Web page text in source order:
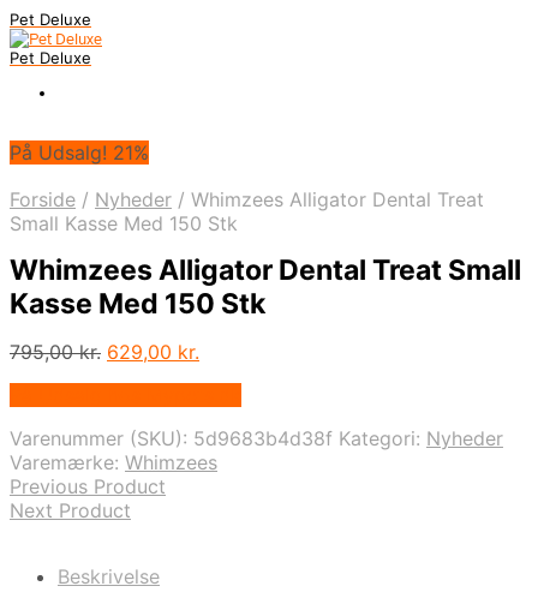
Pet Deluxe
Pet Deluxe
På Udsalg! 21%
Forside / Nyheder / Whimzees Alligator Dental Treat
Small Kasse Med 150 Stk
Whimzees Alligator Dental Treat Small
Kasse Med 150 Stk
795,00kr. Den
795,00 kr..
629,00 kr.
629,00 kr..
Varenummer (SKU): 5d9683b4d38f Kategori: Nyheder
Varemærke: Whimzees
Previous Product
Next Product
Beskrivelse